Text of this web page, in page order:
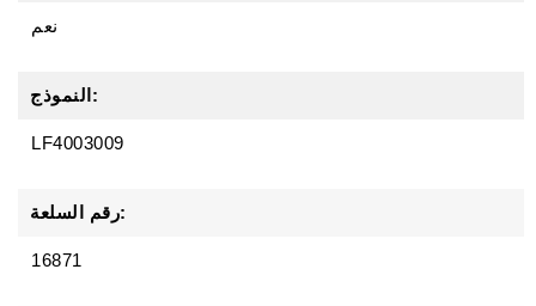
نعم
النموذج:
LF4003009
رقم السلعة:
16871